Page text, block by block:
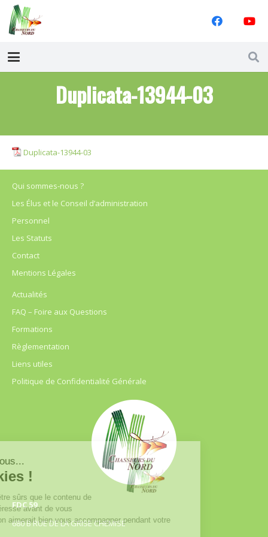
Duplicata-13944-03
Duplicata-13944-03
Qui sommes-nous ?
Les Élus et le Conseil d’administration
Personnel
Les Statuts
Contact
Mentions Légales
Actualités
FAQ – Foire aux Questions
Formations
Règlementation
Liens utiles
Politique de Confidentialité Générale
FDC 59
680 B RUE DE LA GRISE CHEMISE